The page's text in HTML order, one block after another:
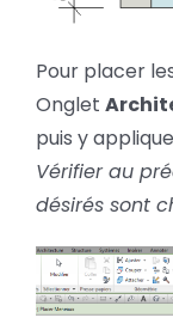
Pour placer
Onglet
puis y
Vérifier au
désirés sont